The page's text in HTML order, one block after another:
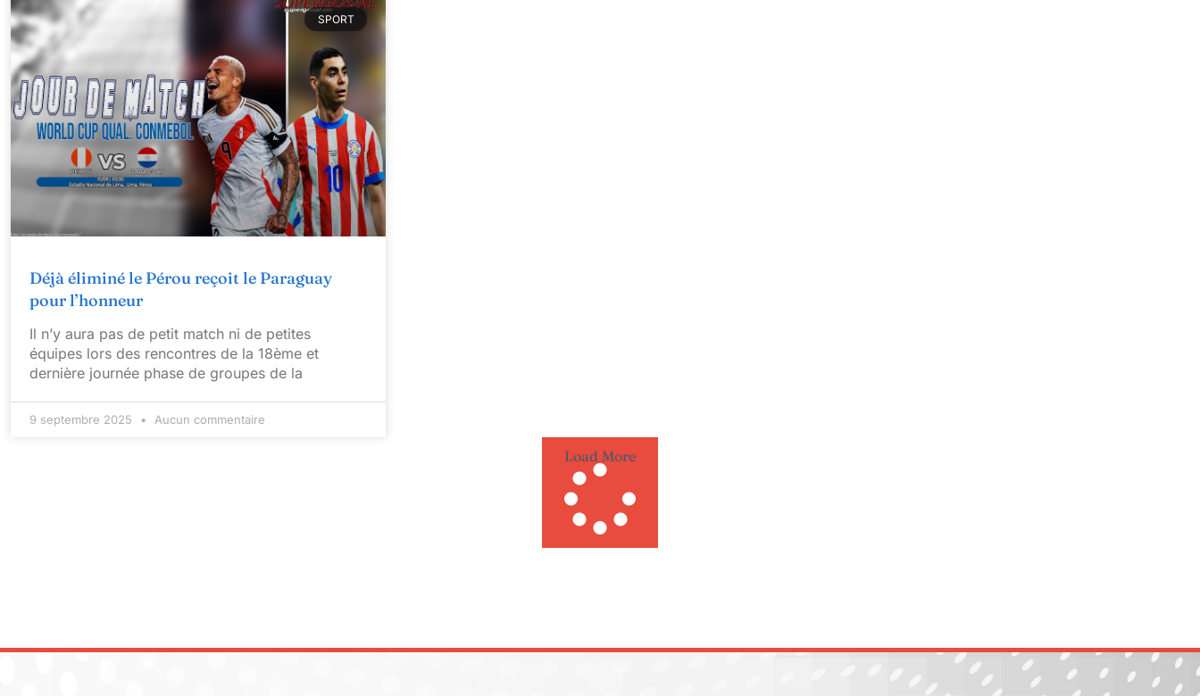
SPORT
Déjà éliminé le Pérou reçoit le Paraguay
pour l’honneur
Il n’y aura pas de petit match ni de petites
équipes lors des rencontres de la 18ème et
dernière journée phase de groupes de la
9 septembre 2025 Aucun commentaire
Load More